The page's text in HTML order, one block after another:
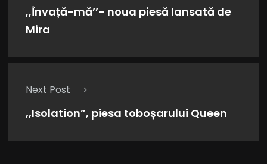
,,Învață-mă’’- noua piesă lansată de
Mira
Next Post
,,Isolation”, piesa toboșarului Queen